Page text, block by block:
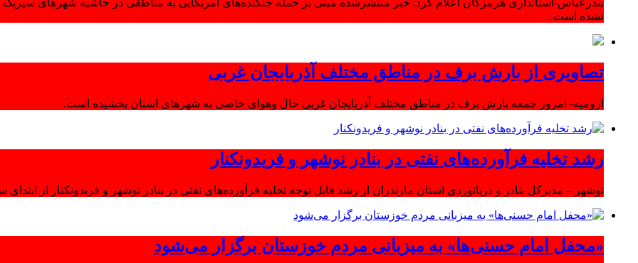
بندرعباس-استانداری هرمزگان اعلام کرد: خبر منتشرشده مبنی بر حمله جنگنده‌های آمریکایی به مناطقی در حاشیه شهرهای
نشده است.
تصاویری از بارش برف در مناطق مختلف آذربایجان غربی
ارومیه- امروز جمعه بارش برف در مناطق مختلف آذربایجان غربی حال وهوای خاصی به شهرهای استان بخشیده است.
رشد تخلیه فرآورده‌های نفتی در بنادر نوشهر و فریدونکنار
نوشهر – مدیرکل بنادر و دریانوردی استان مازندران از رشد قابل توجه تخلیه فرآورده‌های نفتی در بنادر نوشهر و فریدونکنار از
«محفل امام حسنی‌ها» به میزبانی مردم خوزستان برگزار می‌شود